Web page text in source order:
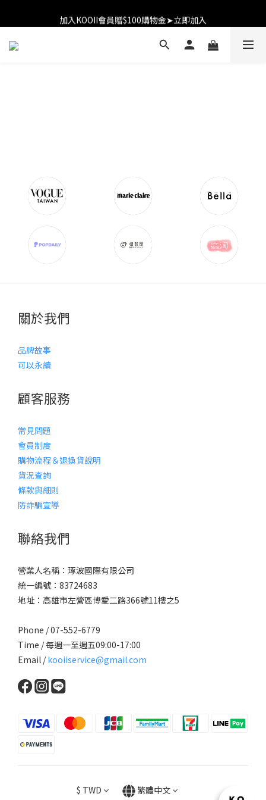
加入KOOII會員贈$100購物金➤立即加入
加入KOOII會員贈$100購物金➤立即加入
關於我們
品牌故事
可以永續
顧客服務
常見問題
會員制度
購物流程＆退換貨說明
貨況查詢
條款與細則
防詐騙宣導
聯絡我們
營業人名稱：琢波國際有限公司
統一編號：83724683
地址：高雄市左營區博愛二路366號11樓之5
Phone / 07-552-6779
Time / 每週一至週五09:00-17:00
Email /kooiiservice@gmail.com
$ TWD 繁體中文